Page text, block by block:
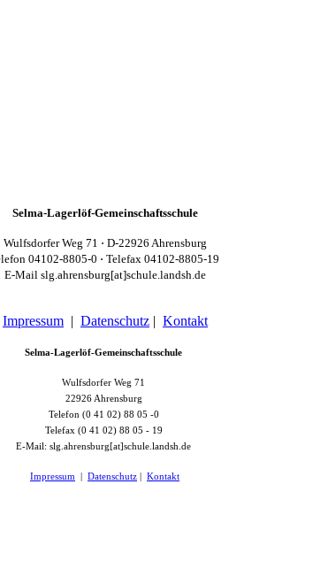
Selma-Lagerlöf-Gemeinschaftsschule
Wulfsdorfer Weg 71 ⋅ D-22926 Ahrensburg
04102-8805-0 ⋅ Telefax 04102-8805-19
E-Mail slg.ahrensburg[at]schule.landsh.de
Impressum | Datenschutz | Kontakt
Selma-Lagerlöf-Gemeinschaftsschule
Wulfsdorfer Weg 71
22926 Ahrensburg
Telefon (0 41 02) 88 05 -0
Telefax (0 41 02) 88 05 - 19
E-Mail: slg.ahrensburg[at]schule.landsh.de
Impressum Datenschutz Kontakt